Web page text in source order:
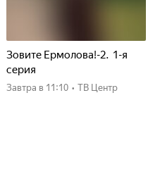
Зовите Ермолова!-2. 1-я
серия
Завтра в 11:10 • ТВ Центр